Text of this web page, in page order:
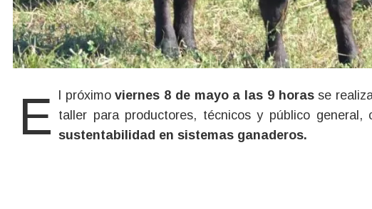
El próximoviernes 8 de mayo a las 9 horasse
taller para productores, técnicos y público general,
sustentabilidad en sistemas ganaderos.